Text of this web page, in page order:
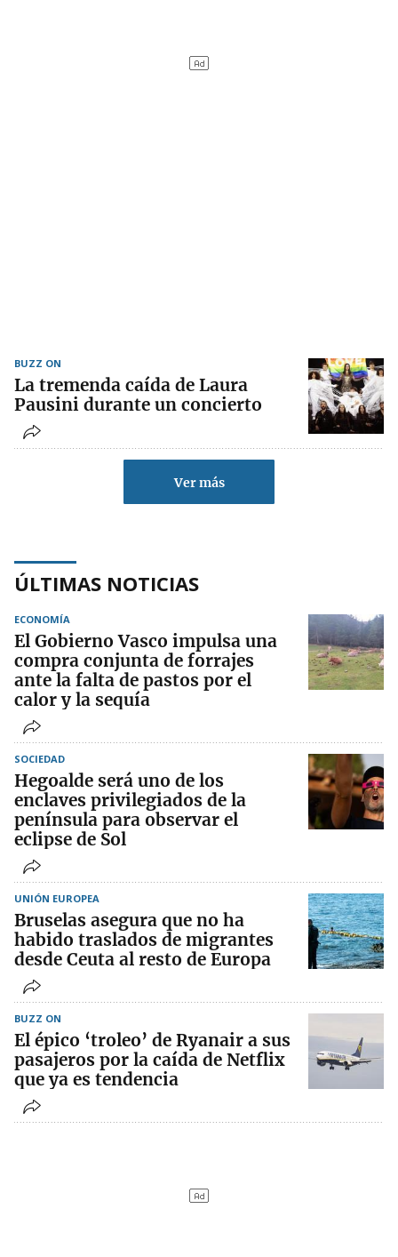
BUZZ ON
La tremenda caída de Laura
Pausini durante un concierto
Ver más
ÚLTIMAS NOTICIAS
ECONOMÍA
El Gobierno Vasco impulsa una
compra conjunta de forrajes
ante la falta de pastos por el
calor y la sequía
SOCIEDAD
Hegoalde será uno de los
enclaves privilegiados de la
península para observar el
eclipse de Sol
UNIÓN EUROPEA
Bruselas asegura que no ha
habido traslados de migrantes
desde Ceuta al resto de Europa
BUZZ ON
El épico ‘troleo’ de Ryanair a sus
pasajeros por la caída de Netflix
que ya es tendencia